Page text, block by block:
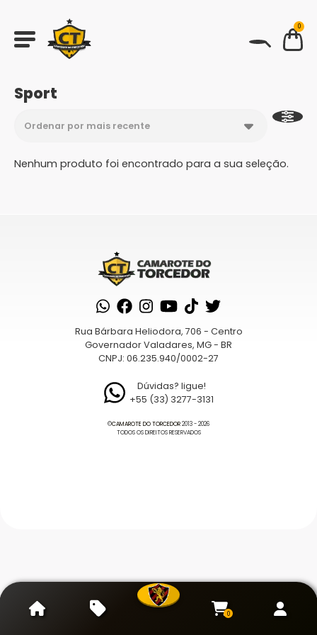
0
Sport
Nenhum produto foi encontrado para a sua seleção.
Rua Bárbara Heliodora, 706 - Centro
Governador Valadares, MG - BR
CNPJ: 06.235.940/0002-27
Dúvidas? ligue!
+55 (33) 3277-3131
©CAMAROTE DO TORCEDOR2013 - 2026
TODOS OS DIREITOS RESERVADOS
0